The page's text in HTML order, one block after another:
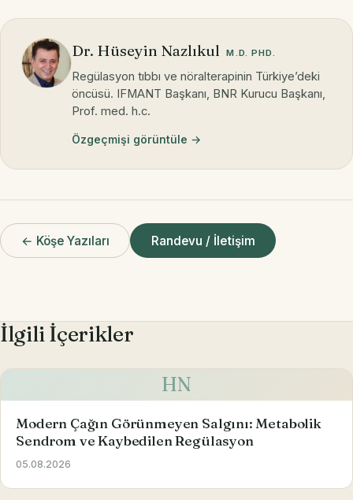
Dr. Hüseyin Nazlıkul M.D. PHD.
Regülasyon tıbbı ve nöralterapinin Türkiye’deki
öncüsü. IFMANT Başkanı, BNR Kurucu Başkanı,
Prof. med. h.c.
Özgeçmişi görüntüle →
← Köşe Yazıları Randevu / İletişim
İlgili İçerikler
HN
Modern Çağın Görünmeyen Salgını: Metabolik
Sendrom ve Kaybedilen Regülasyon
05.08.2026